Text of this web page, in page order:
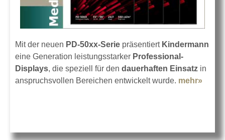
Mit der neuen PD-50xx-Serie präsentiert Kindermann
eine Generation leistungsstarker Professional-
Displays, die speziell für den dauerhaften Einsatz in
anspruchsvollen Bereichen entwickelt wurde. mehr»